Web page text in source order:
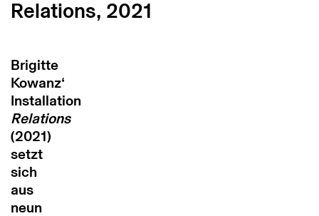
Relations, 2021
Brigitte
Kowanz‘
Installation
Relations
(2021)
setzt
sich
aus
neun